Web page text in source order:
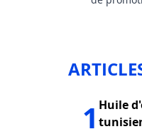
1 Huile